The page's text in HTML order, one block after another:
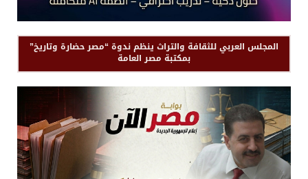
المجلس العربي للثقافة والتراث ينظم ندوة “مصر حضارة وتاريخ”
بمكتبة مصر العامة